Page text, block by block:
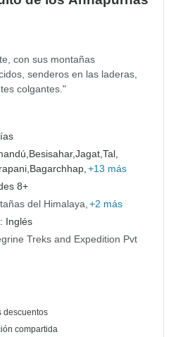
con sus montañas
senderos en las laderas,
colgantes."
Besisahar,Jagat,Tal,
Bagarchhap, +13 más
8+
del Himalaya +2 más
Inglés
Treks and Expedition Pvt
descuentos
compartida